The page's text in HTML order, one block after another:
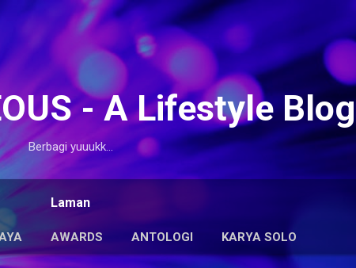
Langsung ke konten utama
- A Lifestyle Blog
Berbagi yuuukk...
Laman
AWARDS ANTOLOGI KARYA SOLO